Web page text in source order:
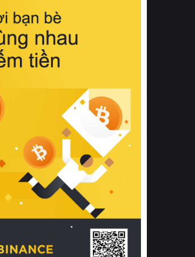
hồi chuẩn xác của phần đệm nâng đỡ
cột sống.
Bên cạnh đó, việc lựa chọn các dòng
sản phẩm đạt chuẩn chất lượng quốc
tế còn giúp ngăn ngừa tình trạng kích
khuẩn và nấm mốc trong điều kiện
thời tiết nóng ẩm. Bạn có thể tìm hiểu
thêm các nghiên cứu khoa học về tác
động của giấc ngủ và môi trường
phòng ngủ đối với sức khỏe con
người tại Sleep Foundation (External
Link) để có cái nhìn toàn diện hơn.
2. Các tiêu chí vàng khi lựa chọn
chăn ga gối đệm cao cấp cho phòng
ngủ
Để sở hữu một bộ chăn ga gối đệm
cao cấp hoàn hảo cả về thẩm mỹ lẫn
công năng, người tiêu dùng cần cân
nhắc kỹ lưỡng các tiêu chí quan trọng